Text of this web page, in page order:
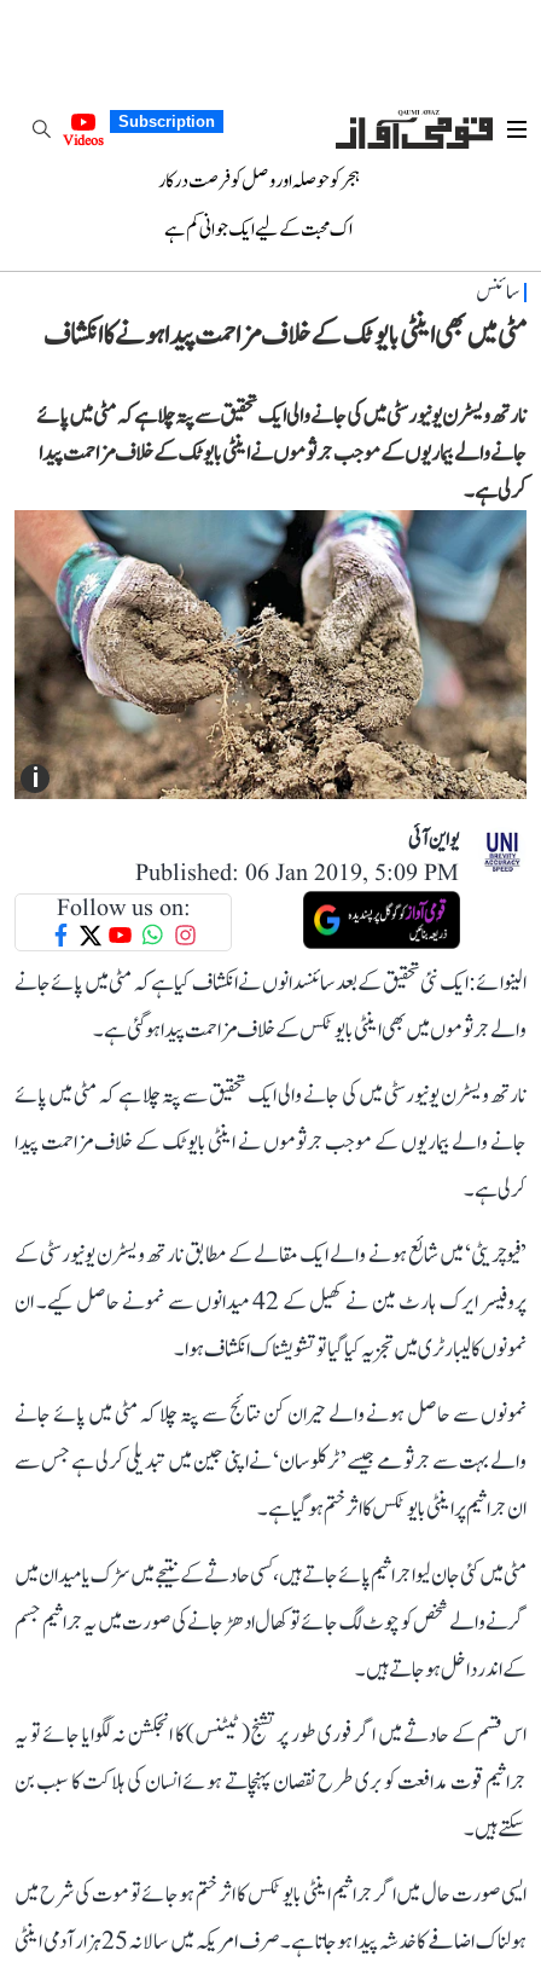
Subscription
Videos
ہجر کو حوصلہ اور وصل کو فرصت درکار
اک محبت کے لیے ایک جوانی کم ہے
سائنس
مٹی میں بھی اینٹی بایوٹک کے خلاف مزاحمت پیداہونے کا انکشاف
نارتھ ویسٹرن یونیورسٹی میں کی جانے والی ایک تحقیق سے پتہ چلا ہے کہ مٹی میں پائے
جانے والے بیماریوں کے موجب جرثوموں نے اینٹی بایوٹک کے خلاف مزاحمت پیدا
کرلی ہے۔
i
یو این آئی
Published: 06 Jan 2019, 5:09 PM
Follow us on:
الینوائے: ایک نئی تحقیق کے بعد سائنسدانوں نے انکشاف کیا ہے کہ مٹی میں پائے جانے
والے جرثوموں میں بھی اینٹی بایوٹکس کے خلاف مزاحمت پیدا ہوگئی ہے۔
نارتھ ویسٹرن یونیورسٹی میں کی جانے والی ایک تحقیق سے پتہ چلا ہے کہ مٹی میں پائے
جانے والے بیماریوں کے موجب جرثوموں نے اینٹی بایوٹک کے خلاف مزاحمت پیدا
کرلی ہے۔
’فیوچریٹی‘ میں شائع ہونے والے ایک مقالے کے مطابق نارتھ ویسٹرن یونیورسٹی کے
پروفیسر ایرک ہارٹ مین نے کھیل کے 42 میدانوں سے نمونے حاصل کیے۔ ان
نمونوں کا لیبارٹری میں تجزیہ کیا گیا تو تشویشناک انکشاف ہوا۔
نمونوں سے حاصل ہونے والے حیران کن نتائج سے پتہ چلا کہ مٹی میں پائے جانے
والے بہت سے جرثومے جیسے’ ٹرکلوسان‘ نے اپنی جین میں تبدیلی کرلی ہے جس سے
ان جراثیم پر اینٹی بایوٹکس کا اثر ختم ہوگیا ہے۔
مٹی میں کئی جان لیوا جراثیم پائے جاتے ہیں، کسی حادثے کے نتیجے میں سڑک یا میدان میں
گرنے والے شخص کو چوٹ لگ جائے تو کھال ادھڑ جانے کی صورت میں یہ جراثیم جسم
کے اندر داخل ہوجاتے ہیں۔
اس قسم کے حادثے میں اگر فوری طور پر تشنج( ٹیٹنس) کا انجکشن نہ لگوایا جائے تو یہ
جراثیم قوت مدافعت کو بری طرح نقصان پہنچاتے ہوئے انسان کی ہلاکت کا سبب بن
سکتے ہیں۔
ایسی صورت حال میں اگر جراثیم اینٹی بایوٹکس کا اثر ختم ہوجائے تو موت کی شرح میں
ہولناک اضافے کا خدشہ پیدا ہوجاتا ہے۔ صرف امریکہ میں سالانہ 25 ہزار آدمی اینٹی